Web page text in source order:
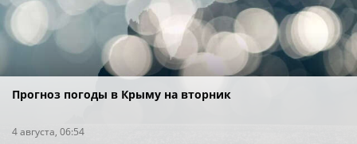
Прогноз погоды в Крыму на вторник
4 августа, 06:54